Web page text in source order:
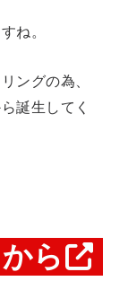
ね。
ングの為、
誕生してく
ら